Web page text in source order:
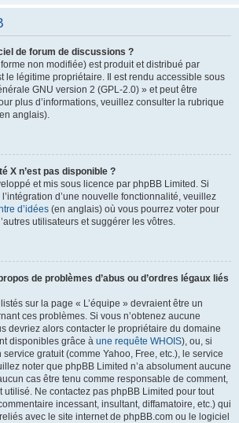
de forum de discussions ?
non modifiée) est produit et distribué par
le légitime propriétaire. Il est rendu accessible sous
GNU version 2 (GPL-2.0) » et peut être
plus d’informations, veuillez consulter la rubrique
anglais).
X n’est pas disponible ?
et mis sous licence par phpBB Limited. Si
d’une nouvelle fonctionnalité, veuillez
d’idées (en anglais) où vous pourrez voter pour
utilisateurs et suggérer les vôtres.
de problèmes d’abus ou d’ordres légaux liés
sur la page « L’équipe » devraient être un
ces problèmes. Si vous n’obtenez aucune
devriez alors contacter le propriétaire du domaine
disponibles grâce à une requête WHOIS), ou, si
gratuit (comme Yahoo, Free, etc.), le service
noter que phpBB Limited n’a absolument aucune
cas être tenu comme responsable de comment,
utilisé. Ne contactez pas phpBB Limited pour tout
incessant, insultant, diffamatoire, etc.) qui
avec le site internet de phpBB.com ou le logiciel